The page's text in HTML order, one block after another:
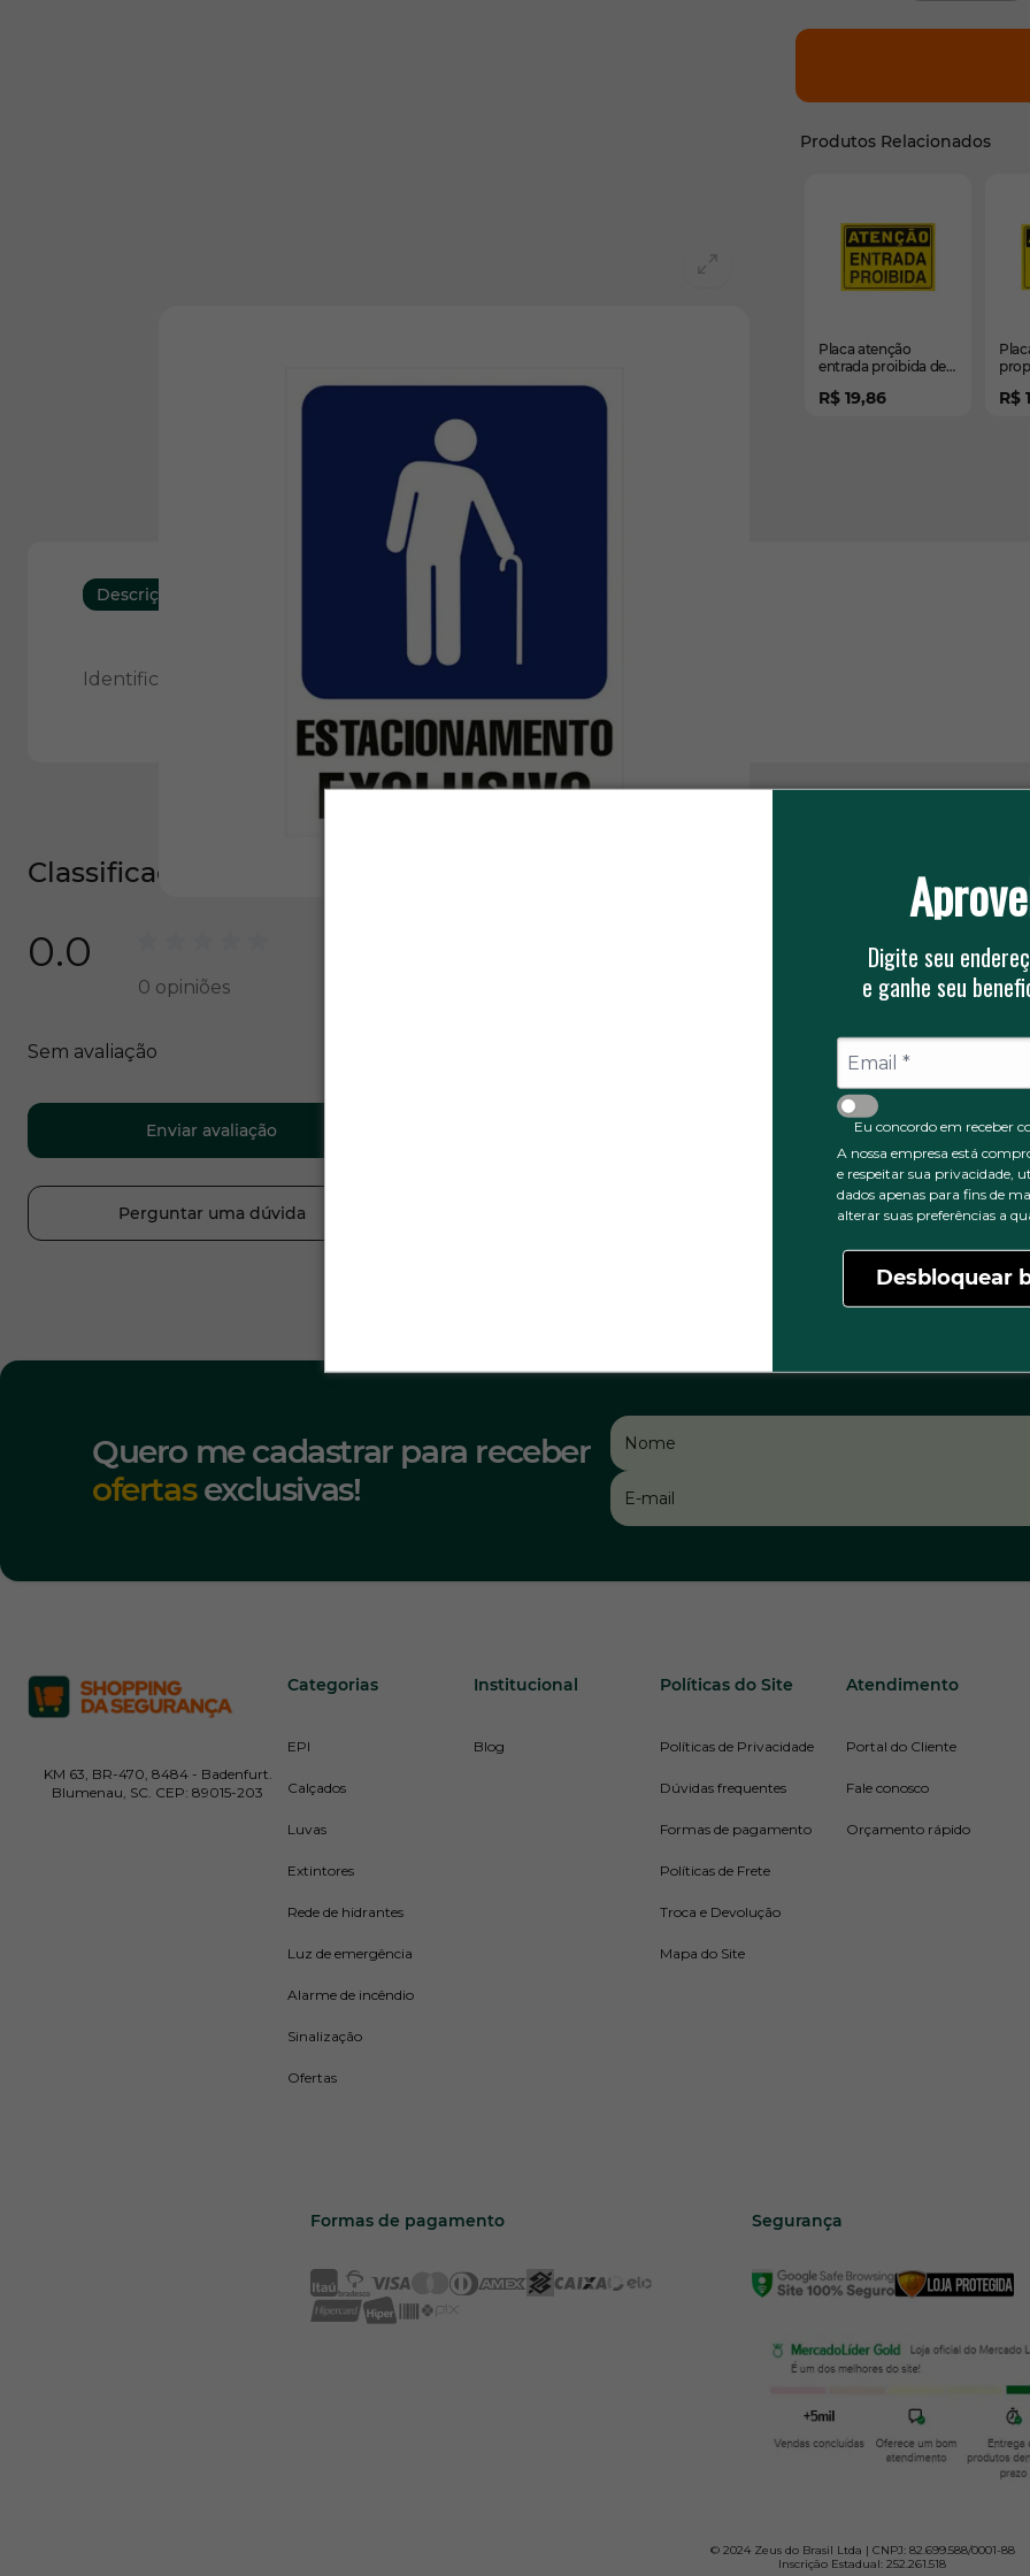
Digite seu
e ganhe seu
Eu concordo em receber
A nossa empresa está
e respeitar sua privacidade,
dados apenas para fins de
alterar suas preferências a
Desbloquear
Produtos Relacionados
Placa atenção
entrada proibida de
R$ 19,86
de
R$
Descrição
Identificação de estacionamento exclusivo para idoso.
Classificações e opiniões
0.0
0 opiniões
0
0
0
Sem avaliação
Enviar avaliação
Perguntar uma dúvida
Quero me cadastrar para receber
ofertasexclusivas!
KM 63, BR-470, 8484 - Badenfurt.
Blumenau, SC. CEP: 89015-203
Categorias
EPI
Calçados
Luvas
Extintores
Rede de hidrantes
Luz de emergência
Alarme de incêndio
Sinalização
Ofertas
Institucional
Blog
Políticas do Site
Políticas de Privacidade
Dúvidas frequentes
Formas de pagamento
Políticas de Frete
Troca e Devolução
Mapa do Site
Atendimento
Portal do Cliente
Fale conosco
Orçamento rápido
Formas de pagamento Segurança
© 2024 Zeus do Brasil Ltda | CNPJ: 82.699.588/0001-88
Inscrição Estadual: 252.261.518